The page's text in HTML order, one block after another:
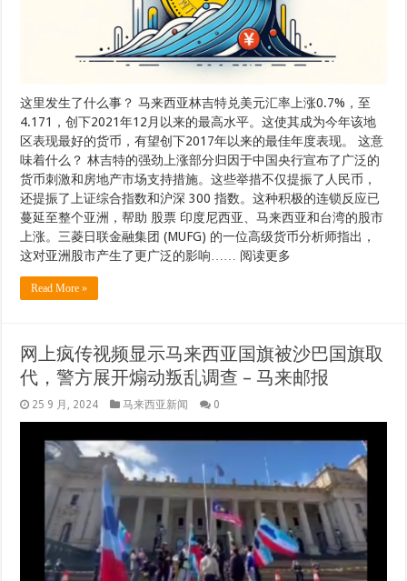
这里发生了什么事？ 马来西亚林吉特兑美元汇率上涨0.7%，至
4.171，创下2021年12月以来的最高水平。这使其成为今年该地
区表现最好的货币，有望创下2017年以来的最佳年度表现。 这意
味着什么？ 林吉特的强劲上涨部分归因于中国央行宣布了广泛的
货币刺激和房地产市场支持措施。这些举措不仅提振了人民币，
还提振了上证综合指数和沪深 300 指数。这种积极的连锁反应已
蔓延至整个亚洲，帮助 股票 印度尼西亚、马来西亚和台湾的股市
上涨。三菱日联金融集团 (MUFG) 的一位高级货币分析师指出，
这对亚洲股市产生了更广泛的影响…… 阅读更多
Read More »
网上疯传视频显示马来西亚国旗被沙巴国旗取
代，警方展开煽动叛乱调查 – 马来邮报
25 9 月, 2024 马来西亚新闻 0